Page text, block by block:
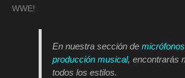
WWE!
En nuestra sección de
producción musical, encontrarás
todos los estilos.